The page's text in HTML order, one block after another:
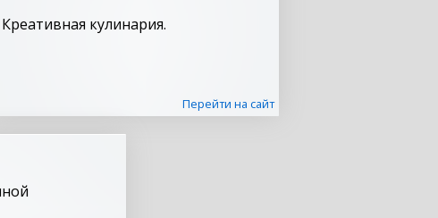
Креативная кулинария.
Перейти на сайт